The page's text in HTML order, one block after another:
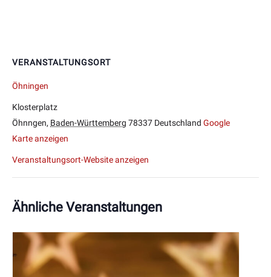
VERANSTALTUNGSORT
Öhningen
Klosterplatz
Öhnngen, Baden-Württemberg 78337 Deutschland Google
Karte anzeigen
Veranstaltungsort-Website anzeigen
Ähnliche Veranstaltungen